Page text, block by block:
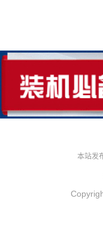
本站发